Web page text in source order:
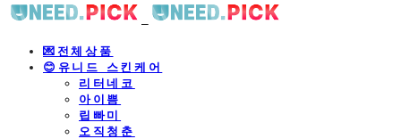
💌전체상품
😊유니드 스킨케어
리터네코
아이쁨
립빠미
오직청춘